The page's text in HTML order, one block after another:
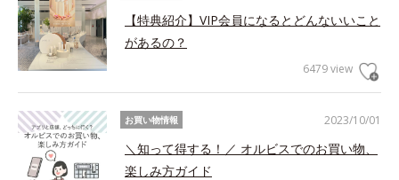
【特典紹介】VIP会員になるとどんないいこと
があるの？
6479 view
2023/10/01
お買い物情報
＼知って得する！／ オルビスでのお買い物、
楽しみ方ガイド